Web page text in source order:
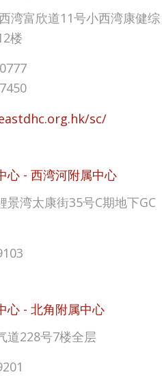
湾富欣道11号小西湾康健综
楼
sc/
心 - 西湾河附属中心
景湾太康街35号C期地下GC
心 - 北角附属中心
道228号7楼全层